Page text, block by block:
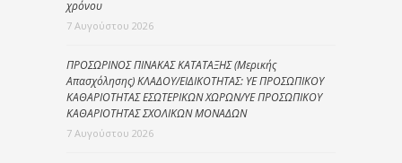
χρόνου
7 Αυγούστου 2026
ΠΡΟΣΩΡΙΝΟΣ ΠΙΝΑΚΑΣ ΚΑΤΑΤΑΞΗΣ (Μερικής
Απασχόλησης) ΚΛΑΔΟΥ/ΕΙΔΙΚΟΤΗΤΑΣ: ΥΕ ΠΡΟΣΩΠΙΚΟΥ
ΚΑΘΑΡΙΟΤΗΤΑΣ ΕΣΩΤΕΡΙΚΩΝ ΧΩΡΩΝ/ΥΕ ΠΡΟΣΩΠΙΚΟΥ
ΚΑΘΑΡΙΟΤΗΤΑΣ ΣΧΟΛΙΚΩΝ ΜΟΝΑΔΩΝ
7 Αυγούστου 2026